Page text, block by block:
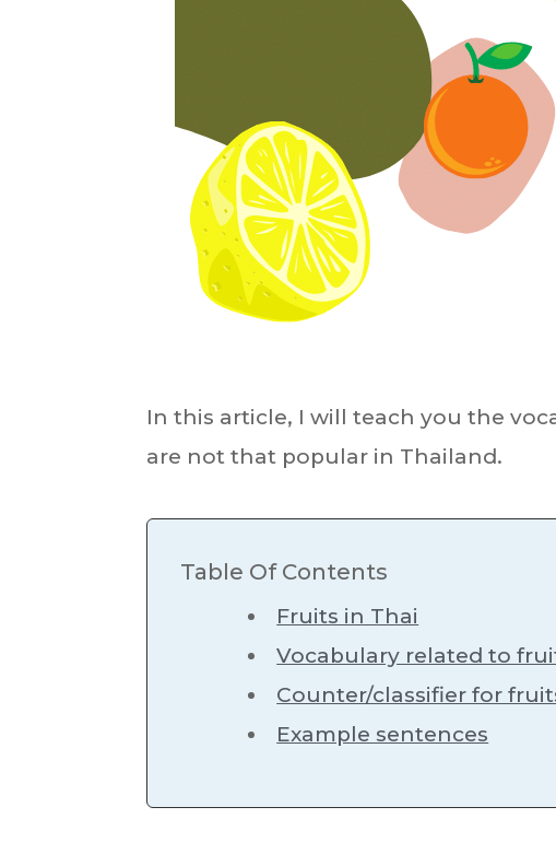
In this article, I will teach you the
are not that popular in Thailand.
Table Of Contents
Fruits in Thai
Vocabulary related to
Counter/classifier for
Example sentences